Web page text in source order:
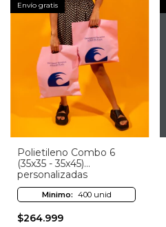
Envío gratis
Polietileno Combo 6
(35x35 - 35x45)
personalizadas
Minimo: 400 unid
$264.999